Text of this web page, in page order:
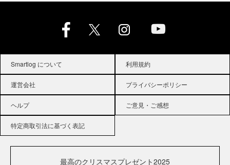
Smartlog について 利用規約
運営会社 プライバシーポリシー
ヘルプ ご意見・ご感想
特定商取引法に基づく表記
最高のクリスマスプレゼント2025